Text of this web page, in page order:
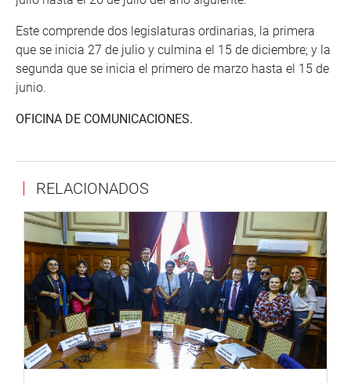
Este comprende dos legislaturas ordinarias, la primera
que se inicia 27 de julio y culmina el 15 de diciembre; y la
segunda que se inicia el primero de marzo hasta el 15 de
junio.
OFICINA DE COMUNICACIONES.
RELACIONADOS